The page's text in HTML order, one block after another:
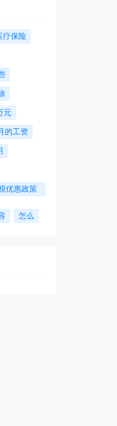
疗保险
元
的工资
优惠政策
怎么